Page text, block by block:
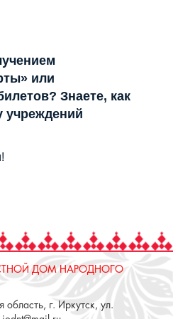
или
Знаете, как
учреждений
ДОМ НАРОДНОГО
г. Иркутск, ул.